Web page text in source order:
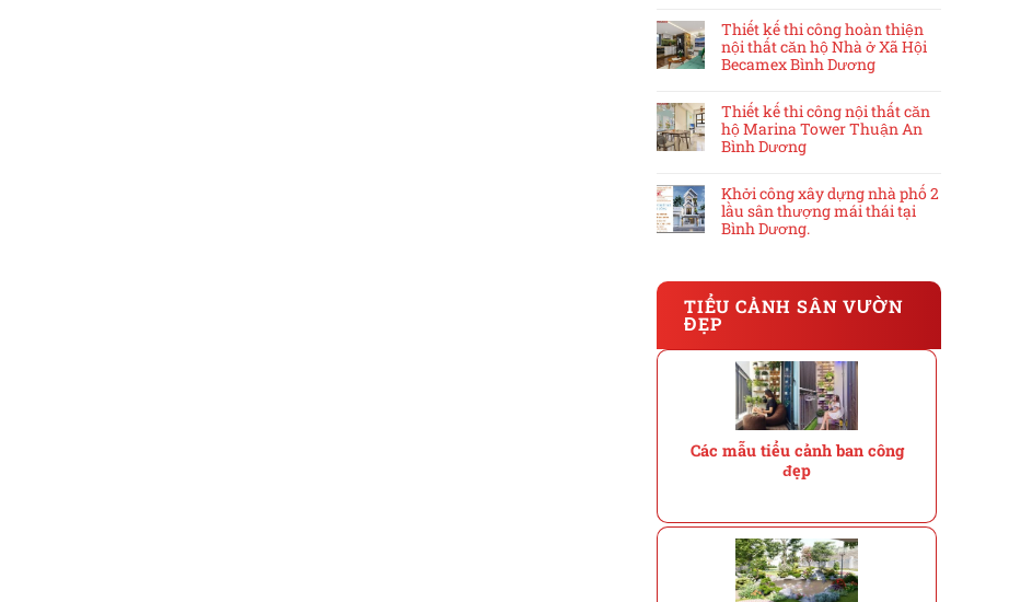
Thiết kế thi công hoàn thiện
nội thất căn hộ Nhà ở Xã Hội
Becamex Bình Dương
Thiết kế thi công nội thất căn
hộ Marina Tower Thuận An
Bình Dương
Khởi công xây dựng nhà phố 2
lầu sân thượng mái thái tại
Bình Dương.
TIỂU CẢNH SÂN VƯỜN
ĐẸP
Các mẫu tiểu cảnh ban công
đẹp